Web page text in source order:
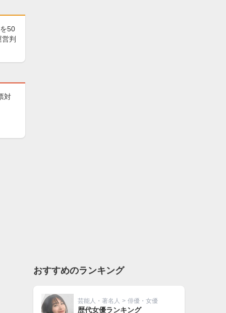
50
判
対
おすすめのランキング
芸能人・著名人 > 俳優・女優
歴代女優ランキング